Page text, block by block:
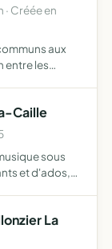
Créée en
aux
entre les
Caille
sous
et d'ados,
La